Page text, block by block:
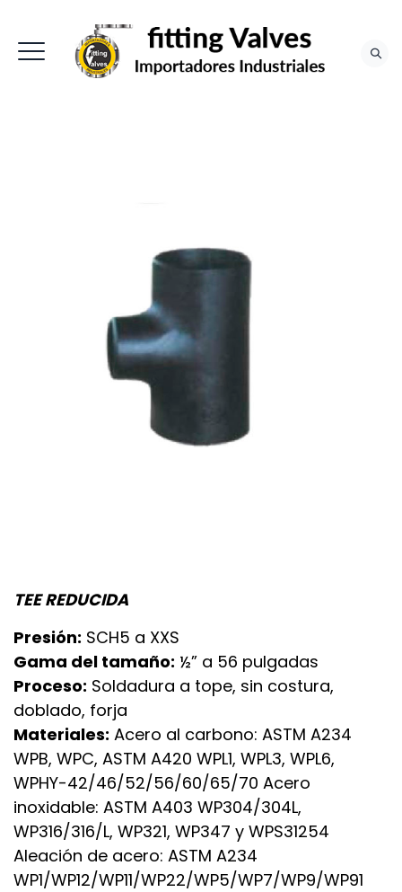
TEE REDUCIDA
Presión: SCH5 a XXS
Gama del tamaño: ½” a 56 pulgadas
Proceso: Soldadura a tope, sin costura,
doblado, forja
Materiales: Acero al carbono: ASTM A234
WPB, WPC, ASTM A420 WPL1, WPL3, WPL6,
WPHY-42/46/52/56/60/65/70 Acero
inoxidable: ASTM A403 WP304/304L,
WP316/316/L, WP321, WP347 y WPS31254
Aleación de acero: ASTM A234
WP1/WP12/WP11/WP22/WP5/WP7/WP9/WP91